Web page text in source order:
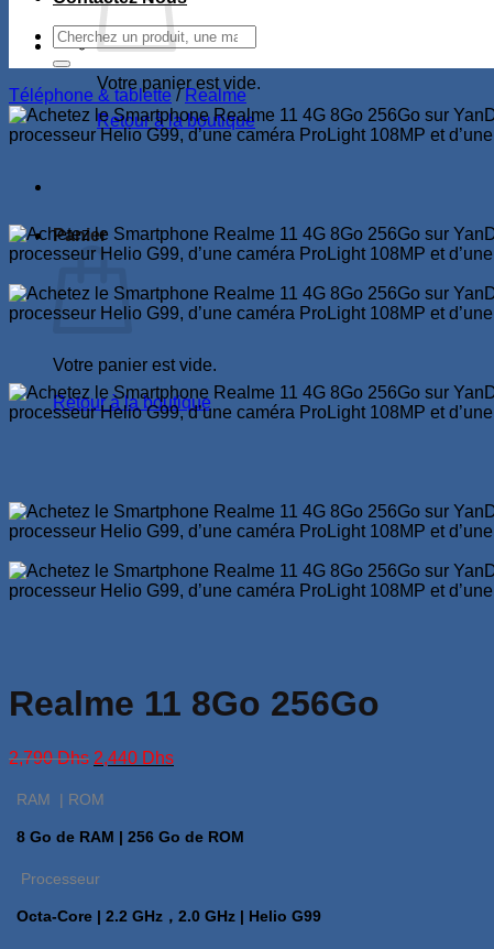
Votre panier est vide.
Retour à la boutique
Panier
Votre panier est vide.
Retour à la boutique
Recherche
pour :
Téléphone & tablette / Realme
Realme 11 8Go 256Go
2,790Dhs Le
initial
2,790 Dhs.
2,440 DhsLe
2,440 Dhs.
RAM | ROM
8 Go de RAM | 256 Go de ROM
Processeur
Octa-Core | 2.2 GHz，2.0 GHz | Helio G99